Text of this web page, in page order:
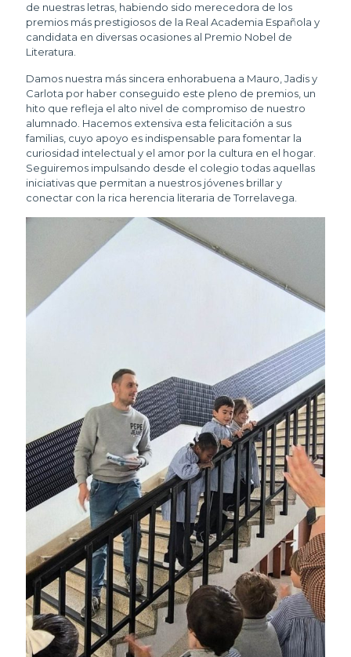
de nuestras letras, habiendo sido merecedora de los
premios más prestigiosos de la Real Academia Española y
candidata en diversas ocasiones al Premio Nobel de
Literatura.
​Damos nuestra más sincera enhorabuena a Mauro, Jadis y
Carlota por haber conseguido este pleno de premios, un
hito que refleja el alto nivel de compromiso de nuestro
alumnado. Hacemos extensiva esta felicitación a sus
familias, cuyo apoyo es indispensable para fomentar la
curiosidad intelectual y el amor por la cultura en el hogar.
Seguiremos impulsando desde el colegio todas aquellas
iniciativas que permitan a nuestros jóvenes brillar y
conectar con la rica herencia literaria de Torrelavega.